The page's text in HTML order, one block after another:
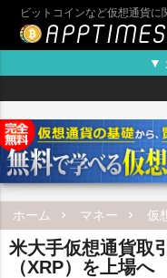
ビットコインなど仮想通貨
▼
ホーム マネー 仮
米大手仮想通貨取
（XRP）を上場へ